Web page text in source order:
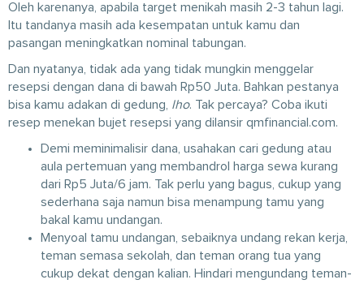
Oleh karenanya, apabila target menikah masih 2-3 tahun lagi.
Itu tandanya masih ada kesempatan untuk kamu dan
pasangan meningkatkan nominal tabungan.
Dan nyatanya, tidak ada yang tidak mungkin menggelar
resepsi dengan dana di bawah Rp50 Juta. Bahkan pestanya
bisa kamu adakan di gedung, lho. Tak percaya? Coba ikuti
resep menekan bujet resepsi yang dilansir qmfinancial.com.
Demi meminimalisir dana, usahakan cari gedung atau
aula pertemuan yang membandrol harga sewa kurang
dari Rp5 Juta/6 jam. Tak perlu yang bagus, cukup yang
sederhana saja namun bisa menampung tamu yang
bakal kamu undangan.
Menyoal tamu undangan, sebaiknya undang rekan kerja,
teman semasa sekolah, dan teman orang tua yang
cukup dekat dengan kalian. Hindari mengundang teman-